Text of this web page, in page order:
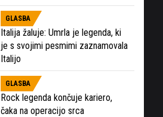
GLASBA
Italija žaluje: Umrla je legenda, ki
je s svojimi pesmimi zaznamovala
Italijo
GLASBA
Rock legenda končuje kariero,
čaka na operacijo srca